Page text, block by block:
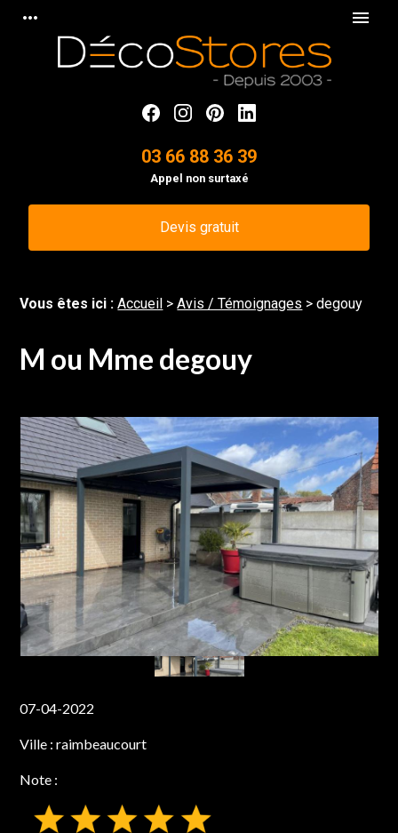
more_horiz menu
03 66 88 36 39
Appel non surtaxé
Devis gratuit
Vous êtes ici :Accueil >Avis / Témoignages >degouy
M ou Mme degouy
07-04-2022
Ville :raimbeaucourt
Note :